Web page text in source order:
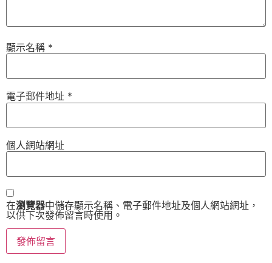
顯示名稱 *
電子郵件地址 *
個人網站網址
在瀏覽器中儲存顯示名稱、電子郵件地址及個人網站網址，
以供下次發佈留言時使用。